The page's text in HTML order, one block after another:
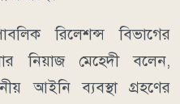
রিলেশন্স বিভাগের
নিয়াজ মেহেদী বলেন,
আইনি ব্যবস্থা গ্রহণের